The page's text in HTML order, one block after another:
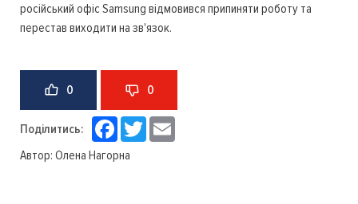
російський офіс Samsung відмовився припиняти роботу та
перестав виходити на зв'язок.
0 0
Поділитись: Facebook
Twitter
Автор: Олена Нагорна